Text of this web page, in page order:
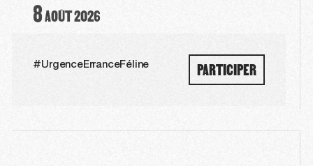
8AOÛT2026
#UrgenceErranceFéline PARTICIPER